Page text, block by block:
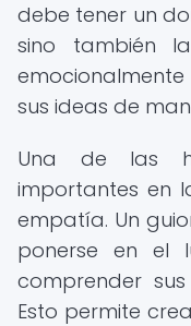
debe tener un
sino también
sus ideas de
Una de las
importantes en
empatía. Un
ponerse en el
comprender
Esto permite